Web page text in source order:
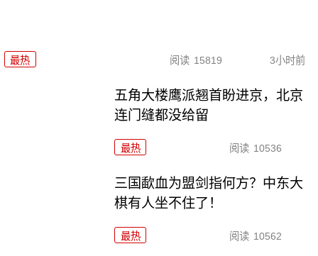
最热 阅读 15819 3小时前
五角大楼鹰派翘首盼进京，北京
连门缝都没给留
最热 阅读 10536
三国歃血为盟剑指何方？中东大
棋有人坐不住了！
最热 阅读 10562